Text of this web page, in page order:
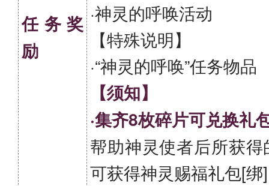
任务奖
励
·神灵的呼唤活动
【特殊说明】
·“神灵的呼唤”任务物品
【须知】
·集齐8枚碎片可兑换礼
帮助神灵使者后所获
可获得神灵赐福礼包[